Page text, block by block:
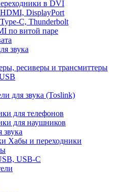
в DVI
DisplayPort
C, Thunderbolt
по витой паре
звука
ресиверы и трансмиттеры
для звука (Toslink)
для телефонов
для наушников
звука
Хабы и переходники
USB-C